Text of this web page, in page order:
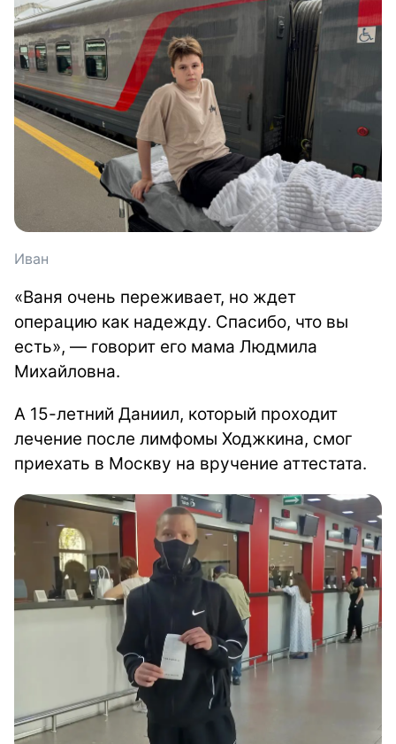
Иван
«Ваня очень переживает, но ждет
операцию как надежду. Спасибо, что вы
есть», — говорит его мама Людмила
Михайловна.
А 15-летний Даниил, который проходит
лечение после лимфомы Ходжкина, смог
приехать в Москву на вручение аттестата.